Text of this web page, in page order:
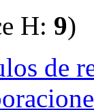
H: 9)
de